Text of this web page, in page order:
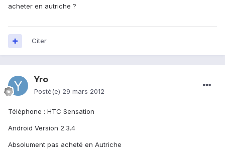
acheter en autriche ?
Citer
Yro
Posté(e) 29 mars 2012
Téléphone : HTC Sensation
Android Version 2.3.4
Absolument pas acheté en Autriche